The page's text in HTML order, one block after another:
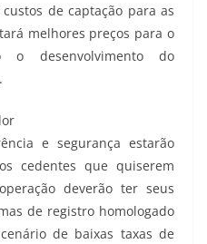
de captação para as
melhores preços para o
o desenvolvimento do
e segurança estarão
cedentes que quiserem
deverão ter seus
de registro homologado
de baixas taxas de